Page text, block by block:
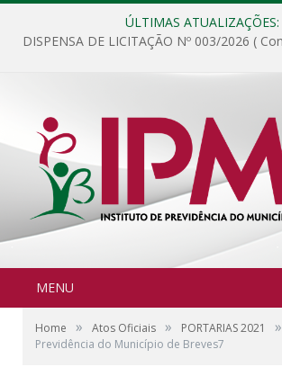
ÚLTIMAS ATUALIZAÇÕES:
MENU
Home » Atos Oficiais » PORTARIAS 2021 »
Previdência do Município de Breves7